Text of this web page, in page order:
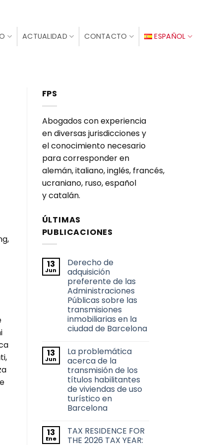
ACTUALIDAD CONTACTO ESPAÑOL
FPS
Abogados con experiencia
en diversas jurisdicciones y
el conocimiento necesario
para corresponder en
alemán, italiano, inglés, francés,
ucraniano, ruso, español
y catalán.
ÚLTIMAS
PUBLICACIONES
13
Jun
Derecho de
adquisición
preferente de las
Administraciones
Públicas sobre las
transmisiones
inmobiliarias en la
ciudad de Barcelona
comentarios
en
Derecho
de
adquisición
preferente
de
las
Administraciones
Públicas
transmisiones
inmobiliarias
en
13
Jun
La problemática
acerca de la
transmisión de los
títulos habilitantes
de viviendas de uso
turístico en
Barcelona
comentarios
en
13
Ene
TAX RESIDENCE FOR
THE 2026 TAX YEAR: